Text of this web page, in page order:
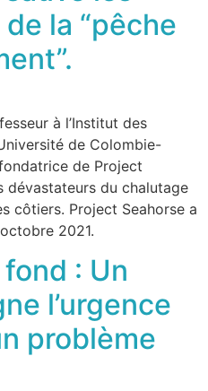
la “pêche
à l’Institut des
de Colombie-
de Project
dévastateurs du chalutage
côtiers. Project Seahorse a
2021.
: Un
l’urgence
problème